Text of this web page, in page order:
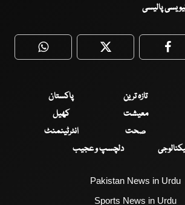
پالیسی
WhatsApp Twitter
تازہ ترین
پاکستان
معیشت
کھیل
صحت
انٹرٹینمنٹ
دلچسپ و عجیب
Pakistan News in Urdu
Sports News in Urdu